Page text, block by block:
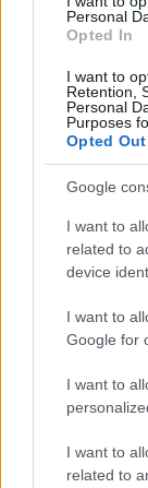
Personal
Opted In
I want to
Retention,
Personal
Purposes
Opted Out
Google
I want to
related to
device
I want to
Google for
I want to
I want to
related to